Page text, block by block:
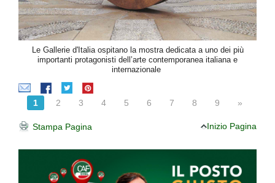
Le Gallerie d'Italia ospitano la mostra dedicata a uno dei più
importanti protagonisti dell’arte contemporanea italiana e
internazionale
1 2 3 4 5 6 7 8 9 »
Stampa Pagina Inizio Pagina